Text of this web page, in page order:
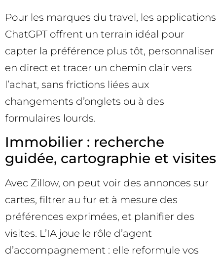
Pour les marques du travel, les applications
ChatGPT offrent un terrain idéal pour
capter la préférence plus tôt, personnaliser
en direct et tracer un chemin clair vers
l’achat, sans frictions liées aux
changements d’onglets ou à des
formulaires lourds.
Immobilier : recherche
guidée, cartographie et visites
Avec Zillow, on peut voir des annonces sur
cartes, filtrer au fur et à mesure des
préférences exprimées, et planifier des
visites. L’IA joue le rôle d’agent
d’accompagnement : elle reformule vos